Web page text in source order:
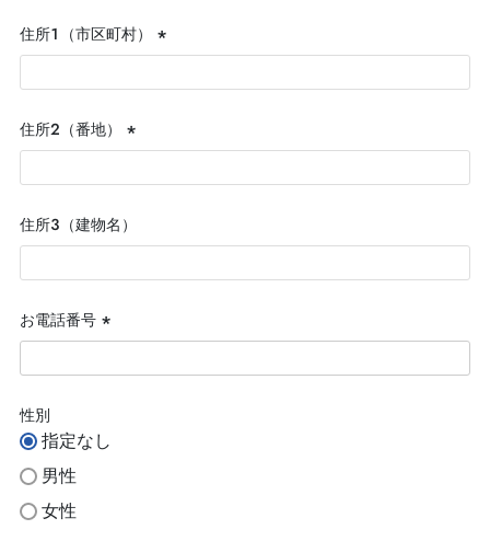
住所１（市区町村）
(必
須)
住所２（番地）
(必
須)
住所３（建物名）
お電話番号
(必
須)
性別
指定なし
男性
女性